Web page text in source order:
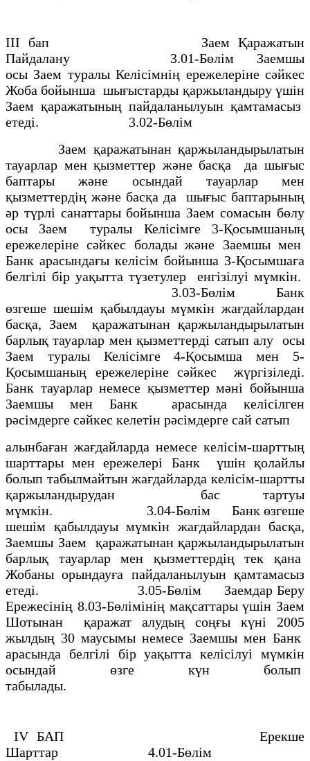
III бап Заем Қаражатын
Пайдалану 3.01-Бөлiм Заемшы
осы Заем туралы Келiсiмнiң ережелерiне сәйкес
Жоба бойынша шығыстарды қаржыландыру үшiн
Заем қаражатының пайдаланылуын қамтамасыз
етеді. 3.02-Бөлiм
Заем қаражатынан қаржыландырылатын
тауарлар мен қызметтер және басқа да шығыс
баптары және осындай тауарлар мен
қызметтердiң және басқа да шығыс баптарының
әр түрлi санаттары бойынша Заем сомасын бөлу
осы Заем туралы Келiсiмге 3-Қосымшаның
ережелерiне сәйкес болады және Заемшы мен
Банк арасындағы келiсiм бойынша 3-Қосымшаға
белгiлi бiр уақытта түзетулер енгiзiлуi мүмкiн.
3.03-Бөлiм
Банк
өзгеше шешiм қабылдауы мүмкiн жағдайлардан
басқа, Заем қаражатынан қаржыландырылатын
барлық тауарлар мен қызметтердi сатып алу осы
Заем туралы Келiсiмге 4-Қосымша мен 5-
Қосымшаның ережелерiне сәйкес жүргiзiледi.
Банк тауарлар немесе қызметтер мәні бойынша
Заемшы мен Банк арасында келiсiлген
рәсiмдерге сәйкес келетін рәсімдерге сай сатып
алынбаған жағдайларда немесе келiсiм-шарттың
шарттары мен ережелерi Банк үшiн қолайлы
болып табылмайтын жағдайларда келiсiм-шартты
қаржыландырудан бас тартуы
мүмкiн. 3.04-Бөлiм Банк өзгеше
шешiм қабылдауы мүмкiн жағдайлардан басқа,
Заемшы Заем қаражатынан қаржыландырылатын
барлық тауарлар мен қызметтердiң тек қана
Жобаны орындауға пайдаланылуын қамтамасыз
етедi. 3.05-Бөлiм Заемдар Беру
Ережесiнiң 8.03-Бөлiмiнiң мақсаттары үшiн Заем
Шотынан қаражат алудың соңғы күнi 2005
жылдың 30 маусымы немесе Заемшы мен Банк
арасында белгiлi бiр уақытта келiсiлуі мүмкiн
осындай өзге күн болып
табылады.
IV БАП Ерекше
Шарттар 4.01-Бөлiм